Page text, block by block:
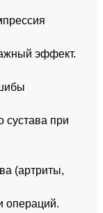
эффект.
сустава при
(артриты,
операций.